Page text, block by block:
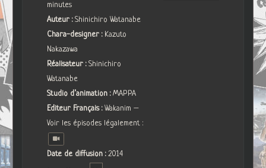
minutes
Auteur :Shinichiro Watanabe
Chara-designer : Kazuto
Nakazawa
Réalisateur :Shinichiro
Watanabe
Studio d’animation :MAPPA
Editeur Français :Wakanim –
Voir les épisodes légalement :
Date de diffusion :2014